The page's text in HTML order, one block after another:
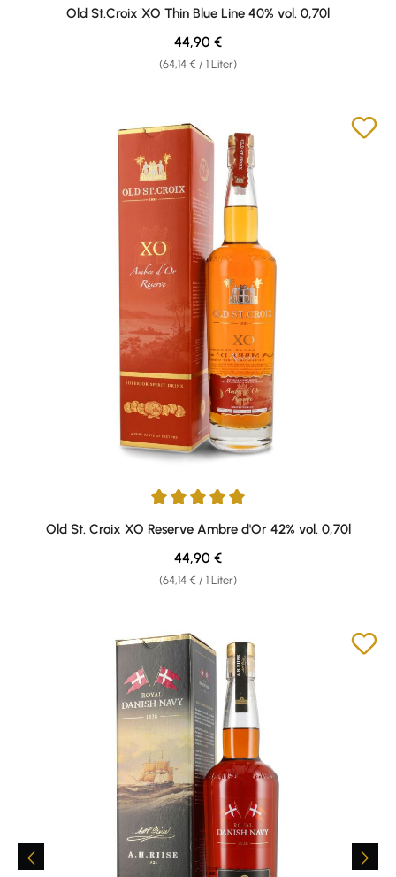
Durchschnittliche Bewertung von 4.93 von 5 Sternen
Old St.Croix XO Thin Blue Line 40% vol. 0,70l
(64,14 € / 1 Liter)
Regulärer Preis:
44,90 €
Durchschnittliche Bewertung von 4.88 von 5 Sternen
Old St. Croix XO Reserve Ambre d'Or 42% vol. 0,70l
(64,14 € / 1 Liter)
Regulärer Preis:
44,90 €